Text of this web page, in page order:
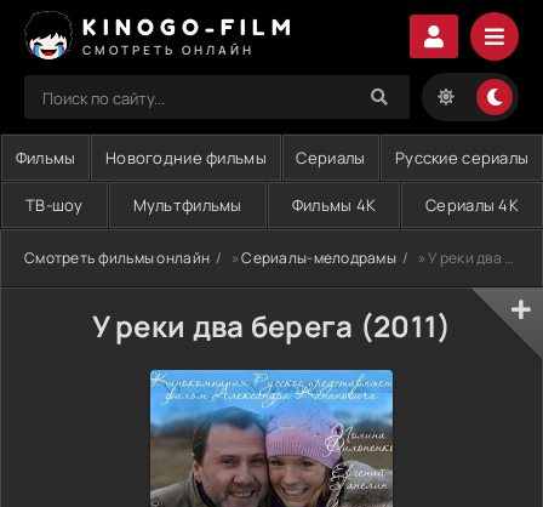
KINOGO-FILM
СМОТРЕТЬ ОНЛАЙН
Фильмы Новогодние фильмы Сериалы Русские сериалы
ТВ-шоу Мультфильмы Фильмы 4K Сериалы 4K
Смотреть фильмы онлайн »Сериалы-мелодрамы » У реки два берега (2011)
У реки два берега (2011)